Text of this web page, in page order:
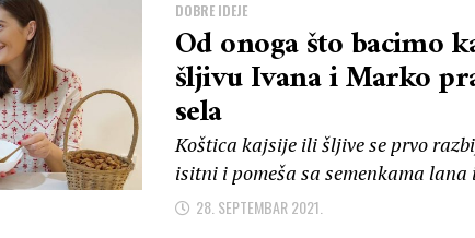
DOBRE IDEJE
Od onoga što bacimo
šljivu Ivana i Marko
sela
Koštica kajsije ili šljive se prvo
isitni i pomeša sa semenkama lana
28. SEPTEMBAR 2021.